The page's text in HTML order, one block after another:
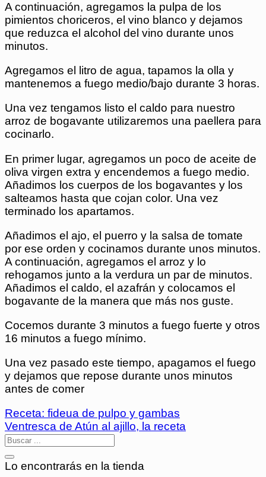
A continuación, agregamos la pulpa de los
pimientos choriceros, el vino blanco y dejamos
que reduzca el alcohol del vino durante unos
minutos.
Agregamos el litro de agua, tapamos la olla y
mantenemos a fuego medio/bajo durante 3 horas.
Una vez tengamos listo el caldo para nuestro
arroz de bogavante utilizaremos una paellera para
cocinarlo.
En primer lugar, agregamos un poco de aceite de
oliva virgen extra y encendemos a fuego medio.
Añadimos los cuerpos de los bogavantes y los
salteamos hasta que cojan color. Una vez
terminado los apartamos.
Añadimos el ajo, el puerro y la salsa de tomate
por ese orden y cocinamos durante unos minutos.
A continuación, agregamos el arroz y lo
rehogamos junto a la verdura un par de minutos.
Añadimos el caldo, el azafrán y colocamos el
bogavante de la manera que más nos guste.
Cocemos durante 3 minutos a fuego fuerte y otros
16 minutos a fuego mínimo.
Una vez pasado este tiempo, apagamos el fuego
y dejamos que repose durante unos minutos
antes de comer
Receta: fideua de pulpo y gambas
Ventresca de Atún al ajillo, la receta
Lo encontrarás en la tienda